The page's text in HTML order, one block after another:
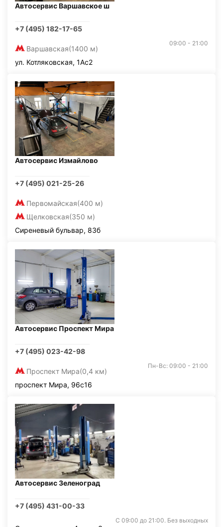
Автосервис Варшавское ш
+7 (495) 182-17-65
Варшавская(1400 м)
09:00 - 21:00
ул. Котляковская, 1Ас2
Автосервис Измайлово
+7 (495) 021-25-26
Первомайская(400 м)
Щелковская(350 м)
Сиреневый бульвар, 83б
Автосервис Проспект Мира
+7 (495) 023-42-98
Проспект Мира(0,4 км)
Пн-Вс: 09:00 - 21:00
проспект Мира, 96с16
Автосервис Зеленоград
+7 (495) 431-00-33
С 09:00 до 21:00. Без выходных